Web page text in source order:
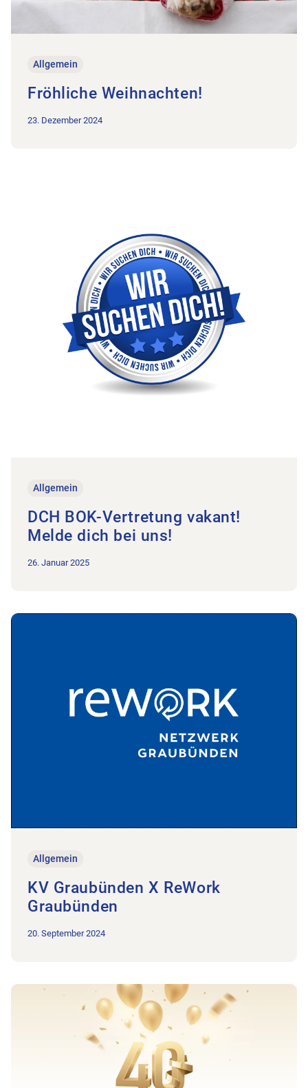
Allgemein
Fröhliche Weihnachten!
23. Dezember 2024
Allgemein
DCH BOK-Vertretung vakant!
Melde dich bei uns!
26. Januar 2025
Allgemein
KV Graubünden X ReWork
Graubünden
20. September 2024
Zum Beitrag KV Graubünden X ReWork Graubünden
Zum Beitrag 40. Jubiläum Physio Graubünden